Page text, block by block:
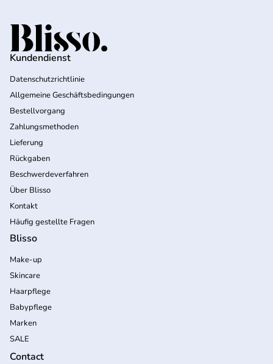
Startseite
Kundendienst
Datenschutzrichtlinie
Allgemeine Geschäftsbedingungen
Bestellvorgang
Zahlungsmethoden
Lieferung
Rückgaben
Beschwerdeverfahren
Über Blisso
Kontakt
Häufig gestellte Fragen
Blisso
Make-up
Skincare
Haarpflege
Babypflege
Marken
SALE
Contact